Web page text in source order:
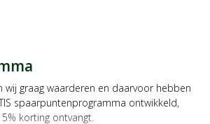
wij graag waarderen en daarvoor hebben
spaarpuntenprogramma ontwikkeld,
korting ontvangt.